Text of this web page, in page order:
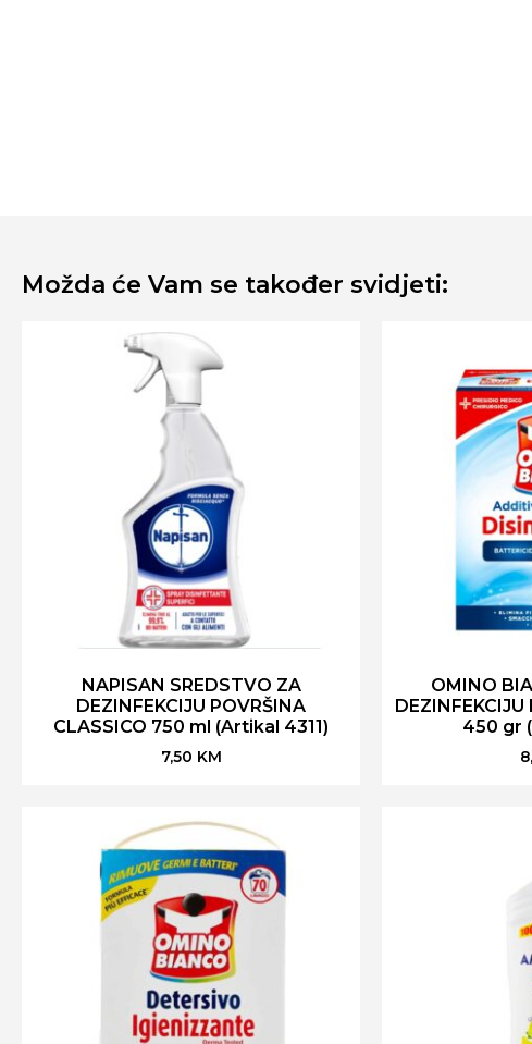
Možda će Vam se također svidjeti:
NAPISAN SREDSTVO ZA
DEZINFEKCIJU POVRŠINA
CLASSICO 750 ml (Artikal 4311)
7,50 KM
OMINO
DEZINFEKCIJU
450 gr